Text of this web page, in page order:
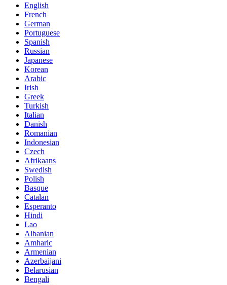
English
French
German
Portuguese
Spanish
Russian
Japanese
Korean
Arabic
Irish
Greek
Turkish
Italian
Danish
Romanian
Indonesian
Czech
Afrikaans
Swedish
Polish
Basque
Catalan
Esperanto
Hindi
Lao
Albanian
Amharic
Armenian
Azerbaijani
Belarusian
Bengali